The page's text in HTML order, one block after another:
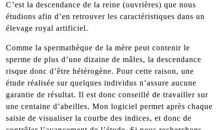
C’est la descendance de la reine (ouvrières) que nous
étudions afin d’en retrouver les caractéristiques dans un
élevage royal artificiel.
Comme la spermathèque de la mère peut contenir le
sperme de plus d’une dizaine de mâles, la descendance
risque donc d’être hétérogène. Pour cette raison, une
étude réalisée sur quelques individus n’assure aucune
garantie de résultat. Il est donc conseillé de travailler sur
une centaine d’abeilles. Mon logiciel permet après chaque
saisie de visualiser la courbe des indices, et donc de